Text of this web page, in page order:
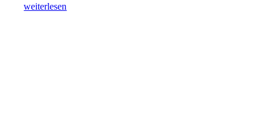
weiterlesen